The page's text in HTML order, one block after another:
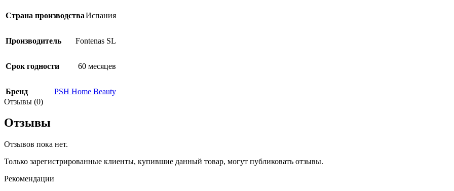
Страна производстваИспания
Производитель Fontenas SL
Срок годности 60 месяцев
Бренд
PSH Home Beauty
Отзывы (0)
Отзывы
Отзывов пока нет.
Только зарегистрированные клиенты, купившие данный товар, могут публиковать отзывы.
Рекомендации